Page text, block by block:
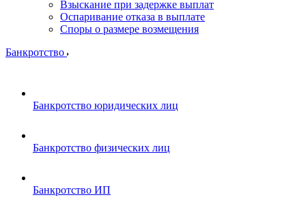
Взыскание при задержке выплат
Оспаривание отказа в выплате
Споры о размере возмещения
Банкротство
Банкротство юридических лиц
Банкротство физических лиц
Банкротство ИП